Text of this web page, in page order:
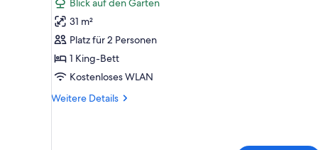
Grove
Deluxe)
Luxury-
Zimmer,
1
Schlafzimmer,
Gartenblick
(Great
Blick auf den Garten
31 m²
Platz für 2 Personen
1 King-Bett
Kostenloses WLAN
Weitere Details
Weitere